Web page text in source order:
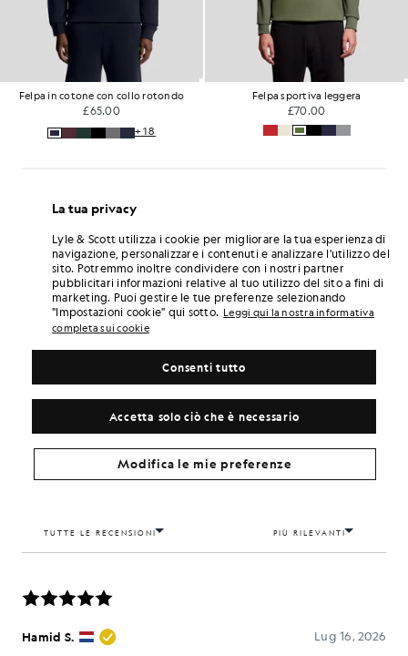
Felpa in cotone con collo rotondo
£65.00
+18
Felpa sportiva leggera
£70.00
La tua privacy
Lyle & Scott utilizza i cookie per migliorare la tua esperienza di
navigazione, personalizzare i contenuti e analizzare l'utilizzo del
sito. Potremmo inoltre condividere con i nostri partner
pubblicitari informazioni relative al tuo utilizzo del sito a fini di
marketing. Puoi gestire le tue preferenze selezionando
"Impostazioni cookie" qui sotto. Leggi qui la nostra informativa
completa sui cookie
Accetta solo ciò che è necessario
Consenti tutto
Modifica le mie preferenze